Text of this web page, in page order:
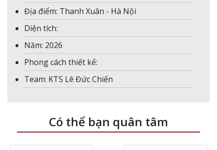
Địa điểm: Thanh Xuân - Hà Nội
Diện tích:
Năm: 2026
Phong cách thiết kế:
Team: KTS Lê Đức Chiến
Có thể bạn quân tâm